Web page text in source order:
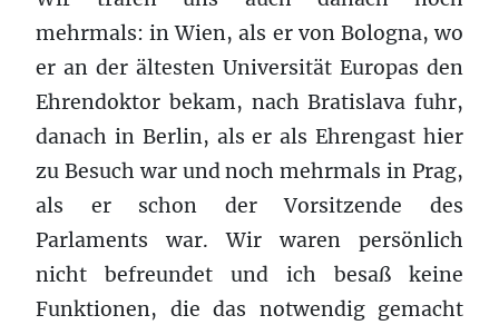
mehrmals: in Wien, als er von Bologna, wo
er an der ältesten Universität Europas den
Ehrendoktor bekam, nach Bratislava fuhr,
danach in Berlin, als er als Ehrengast hier
zu Besuch war und noch mehrmals in Prag,
als er schon der Vorsitzende des
Parlaments war. Wir waren persönlich
nicht befreundet und ich besaß keine
Funktionen, die das notwendig gemacht